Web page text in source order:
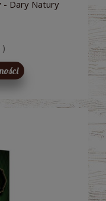
- Dary Natury
)